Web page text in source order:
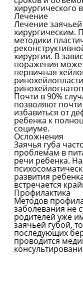
хирургического
Лечение
Лечение заячьей
хирургическим.
методики
хирургии. В
поражения
первичная
Почти в 90%
позволяют
избавиться от
ребенка к
социуме.
Осложнения
Заячья губа
проблемам в
речи ребенка.
развития
встречается
Профилактика
Методов
заболевания не
родителей уже
заячьей губой,
последующих
проводится